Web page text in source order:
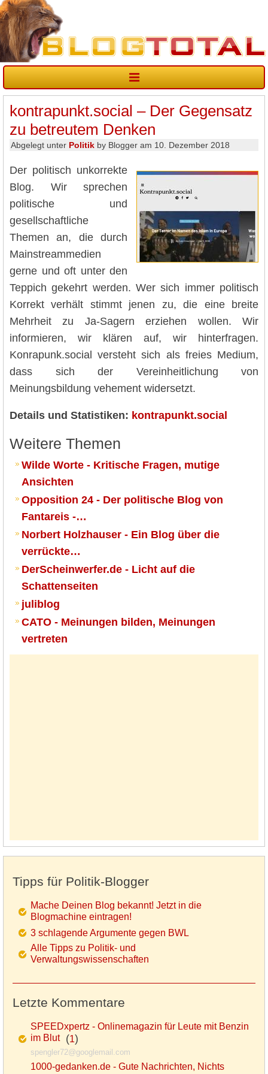
kontrapunkt.social – Der Gegensatz
zu betreutem Denken
Abgelegt unter Politik by Blogger am 10. Dezember 2018
Der politisch unkorrekte
Blog. Wir sprechen
politische und
gesellschaftliche
Themen an, die durch
Mainstreammedien
gerne und oft unter den
Teppich gekehrt werden. Wer sich immer politisch
Korrekt verhält stimmt jenen zu, die eine breite
Mehrheit zu Ja-Sagern erziehen wollen. Wir
informieren, wir klären auf, wir hinterfragen.
Konrapunk.social versteht sich als freies Medium,
dass sich der Vereinheitlichung von
Meinungsbildung vehement widersetzt.
Details und Statistiken: kontrapunkt.social
Weitere Themen
Wilde Worte - Kritische Fragen, mutige
Ansichten
Opposition 24 - Der politische Blog von
Fantareis -…
Norbert Holzhauser - Ein Blog über die
verrückte…
DerScheinwerfer.de - Licht auf die
Schattenseiten
juliblog
CATO - Meinungen bilden, Meinungen
vertreten
Tipps für Politik-Blogger
Mache Deinen Blog bekannt! Jetzt in die
Blogmachine eintragen!
3 schlagende Argumente gegen BWL
Alle Tipps zu Politik- und
Verwaltungswissenschaften
Letzte Kommentare
SPEEDxpertz - Onlinemagazin für Leute mit Benzin
im Blut(1)
spengler72@googlemail.com
1000-gedanken.de - Gute Nachrichten, Nichts